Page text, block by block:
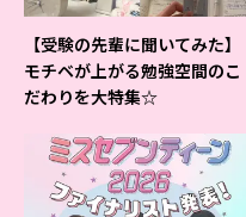
【受験の先輩に聞いてみた】
モチベが上がる勉強空間のこ
だわりを大特集☆